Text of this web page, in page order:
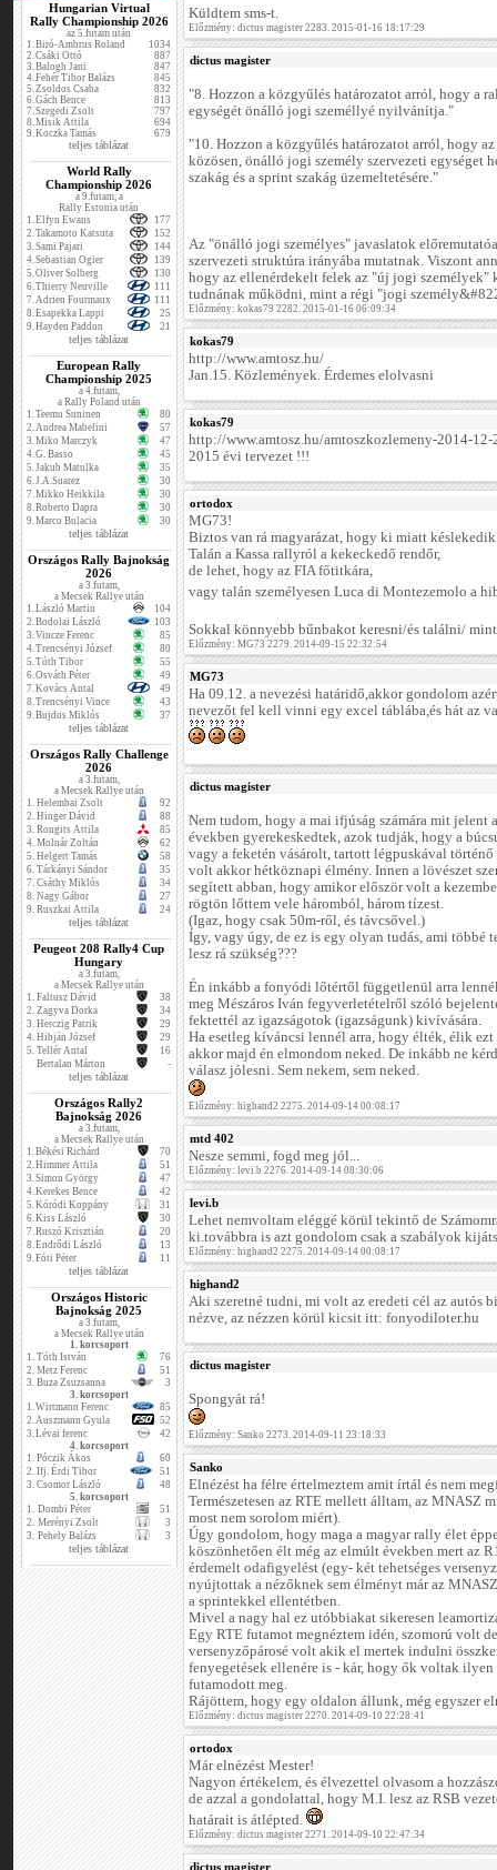
Hungarian Virtual
Rally Championship 2026
az 5.futam után
1.Biró-Ambrus Roland
1034
2.Csáki Ottó
887
3.Balogh Jani
847
4.Fehér Tibor Balázs
845
5.Zsoldos Csaba
832
6.Gách Bence
813
7.Szegedi Zsolt
797
8.Misik Attila
694
9.Koczka Tamás 679
teljes táblázat
World Rally
Championship 2026
a 9.futam, a
Rally Estonia után
1.Elfyn Ewans
177
2.Takamoto Katsuta
152
3.Sami Pajari
144
4.Sebastian Ogier
139
5.Oliver Solberg
130
6.Thierry Neuville
111
7.Adrien Fourmaux
111
8.Esapekka Lappi
25
9.Hayden Paddon 21
teljes táblázat
European Rally
Championship 2025
a 4.futam,
a Rally Poland után
1.Teemu Suninen
80
2.Andrea Mabelini
57
3.Miko Marczyk
47
4.G. Basso
45
5.Jakub Matulka
35
6.J.A.Suarez
30
7.Mikko Heikkila
30
8.Roberto Dapra
30
9.Marco Bulacia 30
teljes táblázat
Országos Rally Bajnokság
2026
a 3.futam,
a Mecsek Rallye után
1.László Martin
104
2.Bodolai László
103
3.Vincze Ferenc
85
4.Trencsényi József
80
5.Tóth Tibor
55
6.Osváth Péter
49
7.Kovács Antal
49
8.Trencsényi Vince
43
9.Bujdos Miklós 37
teljes táblázat
Országos Rally Challenge
2026
a 3.futam,
a Mecsek Rallye után
1. Helembai Zsolt
92
2. Hinger Dávid
88
3. Rongits Attila
85
4. Molnár Zoltán
62
5. Helgert Tamás
58
6. Tárkányi Sándor
35
7. Csáthy Miklós
34
8. Nagy Gábor
27
9. Ruszkai Attila 24
teljes táblázat
Peugeot 208 Rally4 Cup
Hungary
a 3.futam,
a Mecsek Rallye után
1. Faltusz Dávid
38
2. Zagyva Dorka
34
3. Herczig Patrik
29
4. Hibján József
29
5. Tellér Antal
16
Bertalan Márton
-
teljes táblázat
Országos Rally2
Bajnokság 2026
a 3.futam,
a Mecsek Rallye után
1.Békési Richárd
70
2.Himmer Attila
51
3.Simon György
47
4.Kerekes Bence
42
5.Kóródi Koppány
31
6.Kiss László
30
7.Ruszó Krisztián
20
8.Endrődi László
13
9.Fóti Péter 11
teljes táblázat
Országos Historic
Bajnokság 2025
a 3.futam,
a Mecsek Rallye után
1. korcsoport
1. Tóth István
76
2. Metz Ferenc
51
3. Buza Zsuzsanna
3
3. korcsoport
1.Wirtmann Ferenc
85
2.Auszmann Gyula
52
3.Lévai ferenc
42
4. korcsoport
1. Póczik Ákos
60
2. Ifj. Érdi Tibor
51
3. Csomor László
48
5. korcsoport
1. Dombi Péter
51
2. Merényi Zsolt
3
3. Pehely Balázs 3
teljes táblázat
Küldtem sms-t.
Előzmény: dictus magister 2283. 2015-01-16 18:17:29
dictus magister
"8. Hozzon a közgyűlés határozatot arról, hogy a
egységét önálló jogi személlyé nyilvánítja."
"10. Hozzon a közgyűlés határozatot arról, hogy
közösen, önálló jogi személy szervezeti egységet
szakág és a sprint szakág üzemeltetésére."
Az "önálló jogi személyes" javaslatok
szervezeti struktúra irányába mutatnak. Viszont
hogy az ellenérdekelt felek az "új jogi személyek"
tudnának működni, mint a régi "jogi
Előzmény: kokas79 2282. 2015-01-16 06:09:34
kokas79
http://www.amtosz.hu/
Jan.15. Közlemények. Érdemes elolvasni
kokas79
http://www.amtosz.hu/amtoszkozlemeny-2014-12-
2015 évi tervezet !!!
ortodox
MG73!
Biztos van rá magyarázat, hogy ki miatt
Talán a Kassa rallyról a kekeckedő rendőr,
de lehet, hogy az FIA főtitkára,
vagy talán személyesen Luca di Montezemolo a
Sokkal könnyebb bűnbakot keresni/és találni/
Előzmény: MG73 2279. 2014-09-15 22:32:54
MG73
Ha 09.12. a nevezési határidő,akkor gondolom
nevezőt fel kell vinni egy excel táblába,és hát az
dictus magister
Nem tudom, hogy a mai ifjúság számára mit jelent
években gyerekeskedtek, azok tudják, hogy a
vagy a feketén vásárolt, tartott légpuskával történő
volt akkor hétköznapi élmény. Innen a lövészet
segített abban, hogy amikor először volt a
rögtön lőttem vele háromból, három tízest.
(Igaz, hogy csak 50m-ről, és távcsővel.)
Így, vagy úgy, de ez is egy olyan tudás, ami többé
lesz rá szükség???
Én inkább a fonyódi lőtértől függetlenül arra
meg Mészáros Iván fegyverletételről szóló
fektettél az igazságotok (igazságunk) kivívására.
Ha esetleg kíváncsi lennél arra, hogy élték, élik
akkor majd én elmondom neked. De inkább ne
válasz jólesni. Sem nekem, sem neked.
Előzmény: highand2 2275. 2014-09-14 00:08:17
mtd 402
Nesze semmi, fogd meg jól...
Előzmény: levi.b 2276. 2014-09-14 08:30:06
levi.b
Lehet nemvoltam eléggé körül tekintő de
ki.továbbra is azt gondolom csak a szabályok
Előzmény: highand2 2275. 2014-09-14 00:08:17
highand2
Aki szeretné tudni, mi volt az eredeti cél az autós
nézve, az nézzen körül kicsit itt: fonyodiloter.hu
dictus magister
Spongyát rá!
Előzmény: Sanko 2273. 2014-09-11 23:18:33
Sanko
Elnézést ha félre értelmeztem amit írtál és nem
Természetesen az RTE mellett álltam, az MNASZ
most nem sorolom miért).
Úgy gondolom, hogy maga a magyar rally élet
köszönhetően élt még az elmúlt években mert az
érdemelt odafigyelést (egy- két tehetséges
nyújtottak a nézőknek sem élményt már az
a sprintekkel ellentétben.
Mivel a nagy hal ez utóbbiakat sikeresen
Egy RTE futamot megnéztem idén, szomorú volt
versenyzőpárosé volt akik el mertek indulni
fenyegetések ellenére is - kár, hogy ők voltak ilyen
futamodott meg.
Rájöttem, hogy egy oldalon állunk, még egyszer
Előzmény: dictus magister 2270. 2014-09-10 22:28:41
ortodox
Már elnézést Mester!
Nagyon értékelem, és élvezettel olvasom a
de azzal a gondolattal, hogy M.I. lesz az RSB
határait is átlépted.
Előzmény: dictus magister 2271. 2014-09-10 22:47:34
dictus magister